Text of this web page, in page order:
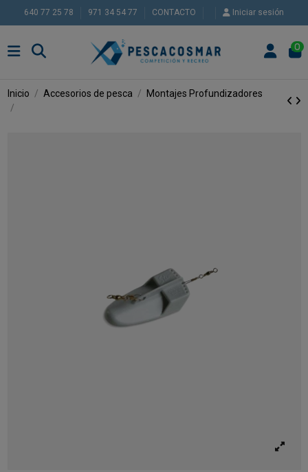
640 77 25 78 971 34 54 77 CONTACTO Iniciar sesión
0
Inicio Accesorios de pesca Montajes Profundizadores